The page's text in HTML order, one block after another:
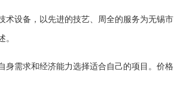
术设备，以先进的技艺、周全的服务为无锡市
身需求和经济能力选择适合自己的项目。价格